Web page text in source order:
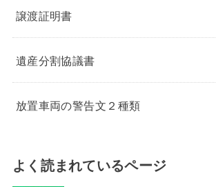
譲渡証明書
遺産分割協議書
放置車両の警告文２種類
よく読まれているページ